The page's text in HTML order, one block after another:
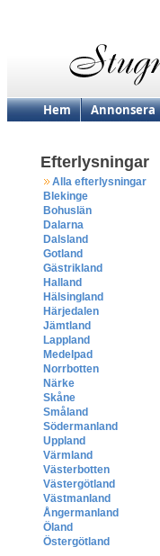
Hem Annonsera
Efterlysningar
Alla efterlysningar
Blekinge
Bohuslän
Dalarna
Dalsland
Gotland
Gästrikland
Halland
Hälsingland
Härjedalen
Jämtland
Lappland
Medelpad
Norrbotten
Närke
Skåne
Småland
Södermanland
Uppland
Värmland
Västerbotten
Västergötland
Västmanland
Ångermanland
Öland
Östergötland